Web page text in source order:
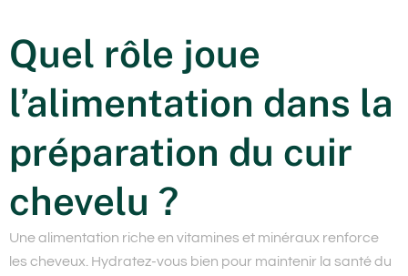
Quel rôle joue
l’alimentation dans la
préparation du cuir
chevelu ?
Une alimentation riche en vitamines et minéraux renforce
les cheveux. Hydratez-vous bien pour maintenir la santé du